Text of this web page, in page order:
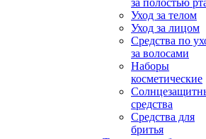
за полостью
Уход за телом
Уход за лицом
Средства по
за волосами
Наборы
косметические
средства
Средства для
бритья